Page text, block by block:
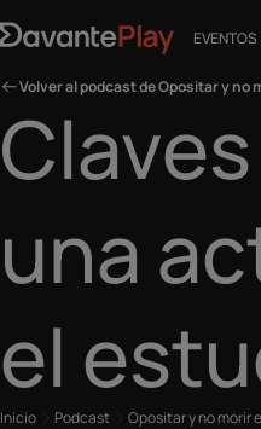
EVENTOS
Volver al podcast de Opositar y no
una
el
Inicio Podcast Opositar y no morir